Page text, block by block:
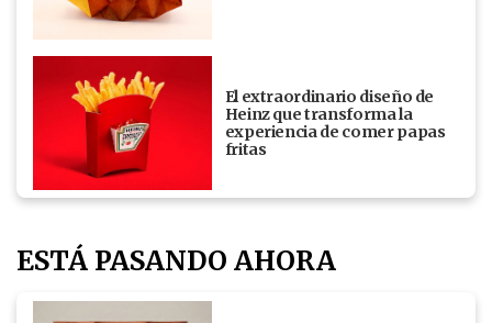
El extraordinario diseño de
Heinz que transforma la
experiencia de comer papas
fritas
ESTÁ PASANDO AHORA